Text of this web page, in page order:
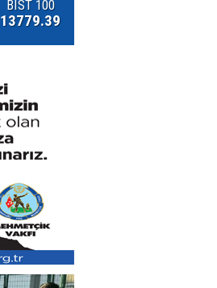
BIST 100
13779.39